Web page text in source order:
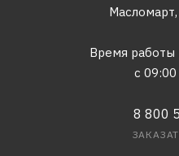
Масломарт,
Время работы
с
8 800